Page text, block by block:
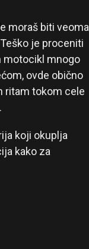
moraš biti veoma
je proceniti
motocikl mnogo
ovde obično
ritam tokom cele
koji okuplja
kako za